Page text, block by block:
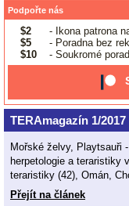
Podpořte nás
$2
- Ikona patrona
$5
- Poradna bez
$10
- Soukromé
TERAmagazín 1/2017
Mořské želvy, Playtsauři
herpetologie a teraristiky
teraristiky (42), Omán,
Přejít na článek